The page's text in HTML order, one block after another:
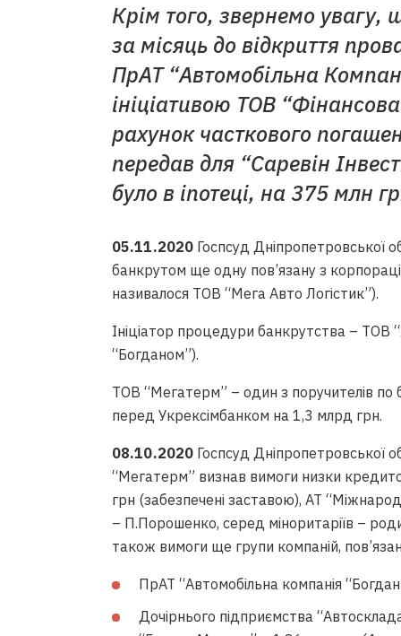
Крім того, звернемо увагу,
за місяць до відкриття
ПрАТ “Автомобільна
ініціативою ТОВ
рахунок часткового
передав для “Саревін
було в іпотеці, на 375 млн
05.11.2020 Госпсуд Дніпропетровської
банкрутом ще одну пов’язану з
називалося ТОВ “Мега Авто Логістик”).
Ініціатор процедури банкрутства –
“Богданом”).
ТОВ “Мегатерм” – один з поручителів по
перед Укрексімбанком на 1,3 млрд грн.
08.10.2020 Госпсуд Дніпропетровської
“Мегатерм” визнав вимоги низки
грн (забезпечені заставою), АТ
– П.Порошенко, серед міноритаріїв –
також вимоги ще групи компаній,
ПрАТ “Автомобільна компанія
Дочірнього підприємства